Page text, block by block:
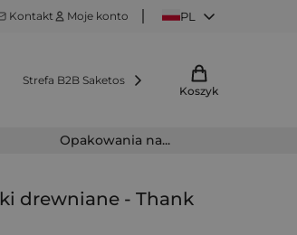
Kontakt Moje konto PL
Strefa B2B Saketos
Koszyk
Opakowania na...
drewniane - Thank